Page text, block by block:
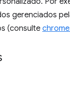
gerenciados
(consulte